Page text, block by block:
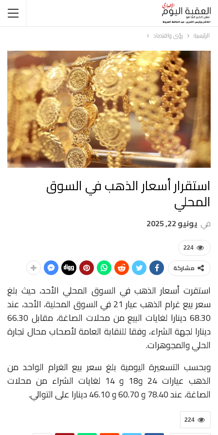
الرئيسية رؤى واقتصاد
استقرار أسعار الذهب في السوق
المحلي
في يونيو 22, 2025
224
مشاركة
استقرت أسعار الذهب في السوق المحلي الأحد، حيث بلغ
سعر بيع غرام الذهب عيار 21 في السوق المحلية، الأحد، عند
68.30 دينارا لغايات البيع من محلات الصاغة، مقابل 66.30
دينارا لجهة الشراء، وفقا للنقابة العامة لأصحاب محال تجارة
الحلي والمجوهرات.
وبحسب التسعيرة اليومية بلغ سعر بيع الغرام الواحد من
الذهب عيارات 24 و18 و 14 لغايات الشراء من محلات
الصاغة، عند 78.40 و 60.70 و 46.10 دينارا على التوالي.
224